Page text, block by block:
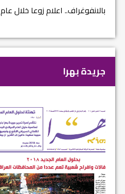
بالانفوغراف.. اعلام زوعا خلال عام 2017...
جريدة بهرا